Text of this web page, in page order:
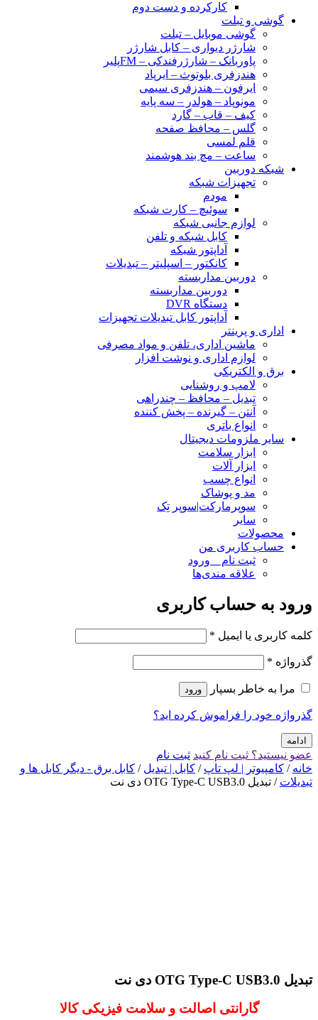
کارکرده و دست دوم
گوشی و تبلت
گوشی موبایل – تبلت
شارژر دیواری – کابل شارژر
پاوربانک – شارژرفندکی – FMپلیر
هندزفری بلوتوث – ایرپاد
ایرفون – هندزفری سیمی
مونوپاد – هولدر – سه پایه
کیف – قاب – گارد
گلس – محافظ صفحه
قلم لمسی
ساعت – مچ بند هوشمند
شبکه دوربین
تجهیزات شبکه
مودم
سوئیچ – کارت شبکه
لوازم جانبی شبکه
کابل شبکه و تلفن
آداپتور شبکه
کانکتور – اسپلیتر – تبدیلات
دوربین مداربسته
دوربین مداربسته
دستگاه DVR
آداپتور کابل تبدیلات تجهیزات
اداری و پرینتر
ماشین اداری، تلفن و مواد مصرفی
لوازم اداری و نوشت افزار
برق و الکتریکی
لامپ و روشنایی
تبدیل – محافظ – چندراهی
آنتن – گیرنده – پخش کننده
انواع باتری
سایر ملزومات دیجیتال
ابزار سلامت
ابزار آلات
انواع چسب
مد و پوشاک
سوپرمارکت|سوپر تِک
سایر
محصولات
حساب کاربری من
ثبت نام _ ورود
علاقه مندی‌ها
ورود به حساب کاربری
کلمه کاربری یا ایمیل *
گذرواژه *
مرا به خاطر بسپار ورود
گذرواژه خود را فراموش کرده اید؟
ادامه
عضو نیستید؟ ثبت نام کنید ثبت نام
خانه / کامپیوتر | لپ تاپ / کابل | تبدیل / کابل برق - دیگر کابل ها و
تبدیلات / تبدیل OTG Type-C USB3.0 دی نت
تبدیل OTG Type-C USB3.0 دی نت
گارانتی اصالت و سلامت فیزیکی کالا